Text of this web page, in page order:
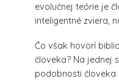
evolučnej teórie je
inteligentné zviera,
Čo však hovorí
človeka? Na jednej
podobnosti človeka